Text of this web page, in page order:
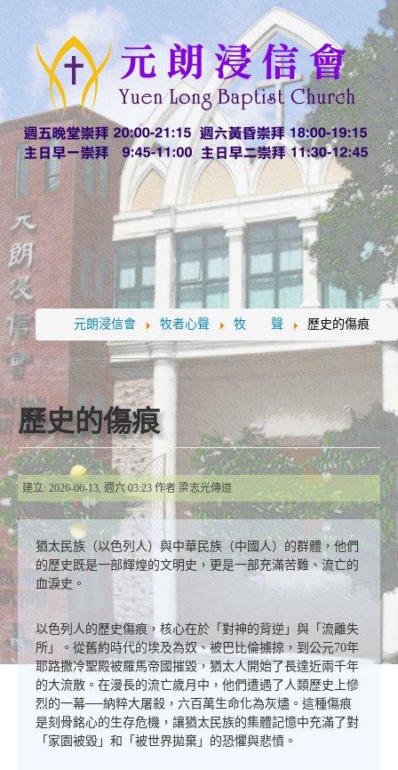
元朗浸信會 牧者心聲 牧 聲 歷史的傷痕
歷史的傷痕
建立: 2026-06-13, 週六 03:23 作者 梁志光傳道
猶太民族（以色列人）與中華民族（中國人）的群體，他們
的歷史既是一部輝煌的文明史，更是一部充滿苦難、流亡的
血淚史。
以色列人的歷史傷痕，核心在於「對神的背逆」與「流離失
所」。從舊約時代的埃及為奴、被巴比倫擄掠，到公元70年
耶路撒冷聖殿被羅馬帝國摧毀，猶太人開始了長達近兩千年
的大流散。在漫長的流亡歲月中，他們遭遇了人類歷史上慘
烈的一幕──納粹大屠殺，六百萬生命化為灰燼。這種傷痕
是刻骨銘心的生存危機，讓猶太民族的集體記憶中充滿了對
「家園被毀」和「被世界拋棄」的恐懼與悲憤。